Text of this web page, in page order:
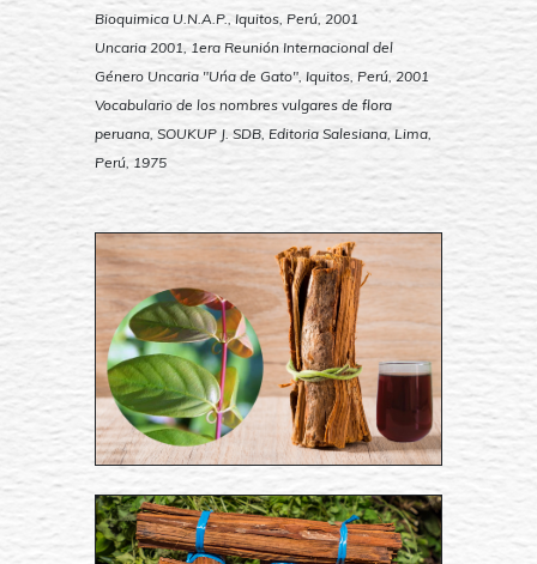
Bioquimica U.N.A.P., Iquitos, Perú, 2001
Uncaria 2001, 1era Reunión Internacional del
Género Uncaria "Uńa de Gato", Iquitos, Perú, 2001
Vocabulario de los nombres vulgares de flora
peruana, SOUKUP J. SDB, Editoria Salesiana, Lima,
Perú, 1975